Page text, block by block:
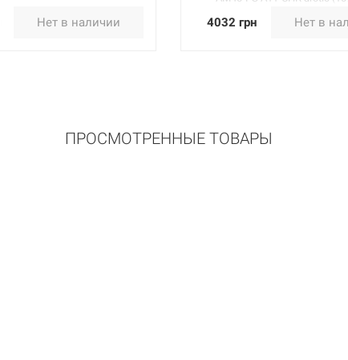
Нет в наличии 4032 грн Нет в
ПРОСМОТРЕННЫЕ ТОВАРЫ